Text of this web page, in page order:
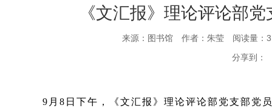
《文汇报》理论评论部
来源：图书馆 作者：朱莹 阅读量：
分享到：
9 月 8日 下午，《文汇报》理论评论部党支部党